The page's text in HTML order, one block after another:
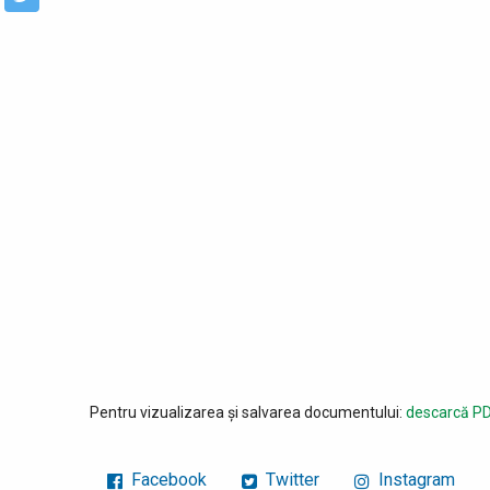
Pentru vizualizarea și salvarea documentului: descarcă
Facebook Twitter Instagram